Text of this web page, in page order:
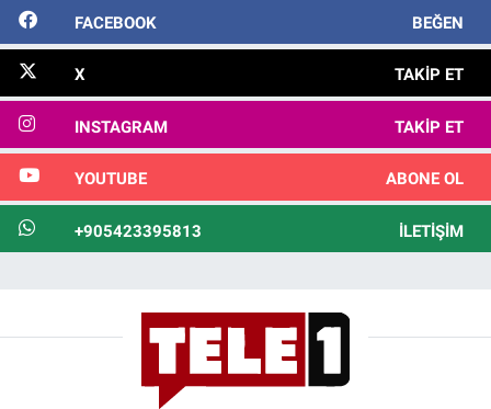
FACEBOOK BEĞEN
X TAKIP ET
INSTAGRAM TAKIP ET
YOUTUBE ABONE OL
+905423395813 İLETIŞIM